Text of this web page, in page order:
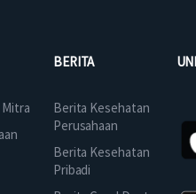
BERITA
Berita Kesehatan
Perusahaan
Berita Kesehatan
Pribadi